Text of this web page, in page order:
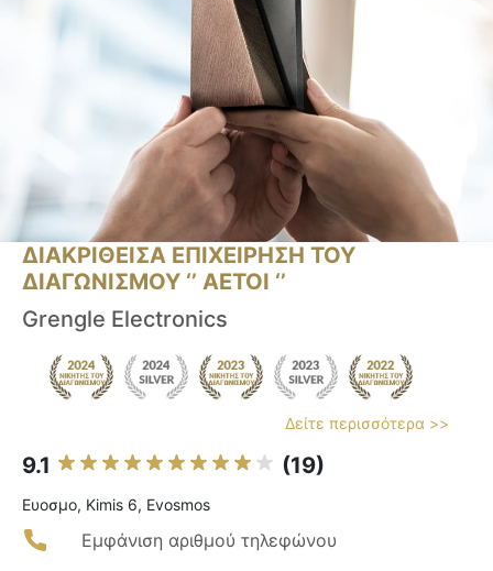
ΔΙΑΚΡΙΘΕΙΣΑ ΕΠΙΧΕΙΡΗΣΗ ΤΟΥ
ΔΙΑΓΩΝΙΣΜΟΥ ‘’ ΑΕΤΟΙ ‘’
Grengle Electronics
Δείτε περισσότερα >>
9.1 (19)
Ευοσμο, Kimis 6, Evosmos
Εμφάνιση αριθμού τηλεφώνου